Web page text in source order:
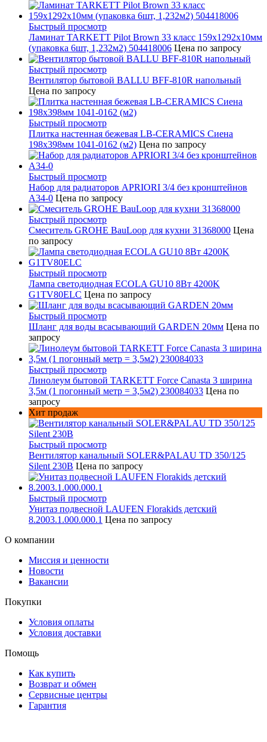
Быстрый просмотр
Ламинат TARKETT Pilot Brown 33 класс 159х1292х10мм
(упаковка 6шт, 1,232м2) 504418006 Цена по запросу
Быстрый просмотр
Вентилятор бытовой BALLU BFF-810R напольный
Цена по запросу
Быстрый просмотр
Плитка настенная бежевая LB-CERAMICS Сиена
198x398мм 1041-0162 (м2) Цена по запросу
Быстрый просмотр
Набор для радиаторов APRIORI 3/4 без кронштейнов
A34-0 Цена по запросу
Быстрый просмотр
Смеситель GROHE BauLoop для кухни 31368000 Цена
по запросу
Быстрый просмотр
Лампа светодиодная ECOLA GU10 8Вт 4200K
G1TV80ELC Цена по запросу
Быстрый просмотр
Шланг для воды всасывающий GARDEN 20мм Цена по
запросу
Быстрый просмотр
Линолеум бытовой TARKETT Force Canasta 3 ширина
3,5м (1 погонный метр = 3,5м2) 230084033 Цена по
запросу
Хит продаж
Быстрый просмотр
Вентилятор канальный SOLER&PALAU TD 350/125
Silent 230В Цена по запросу
Быстрый просмотр
Унитаз подвесной LAUFEN Florakids детский
8.2003.1.000.000.1 Цена по запросу
О компании
Миссия и ценности
Новости
Вакансии
Покупки
Условия оплаты
Условия доставки
Помощь
Как купить
Возврат и обмен
Сервисные центры
Гарантия